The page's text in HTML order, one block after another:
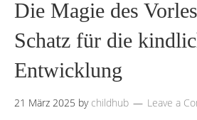
Die Magie des
Schatz für die
Entwicklung
21 März 2025 by childhub Leave a